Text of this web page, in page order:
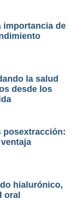
importancia de
la salud
desde los
posextracción:
hialurónico,
oral